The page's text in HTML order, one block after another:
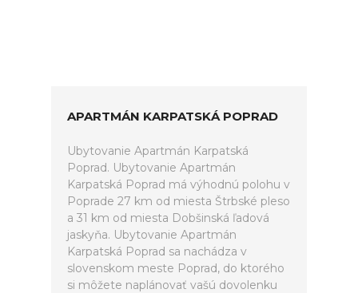
APARTMÁN KARPATSKÁ POPRAD
Ubytovanie Apartmán Karpatská
Poprad. Ubytovanie Apartmán
Karpatská Poprad má výhodnú polohu v
Poprade 27 km od miesta Štrbské pleso
a 31 km od miesta Dobšinská ľadová
jaskyňa. Ubytovanie Apartmán
Karpatská Poprad sa nachádza v
slovenskom meste Poprad, do ktorého
si môžete naplánovať vašú dovolenku